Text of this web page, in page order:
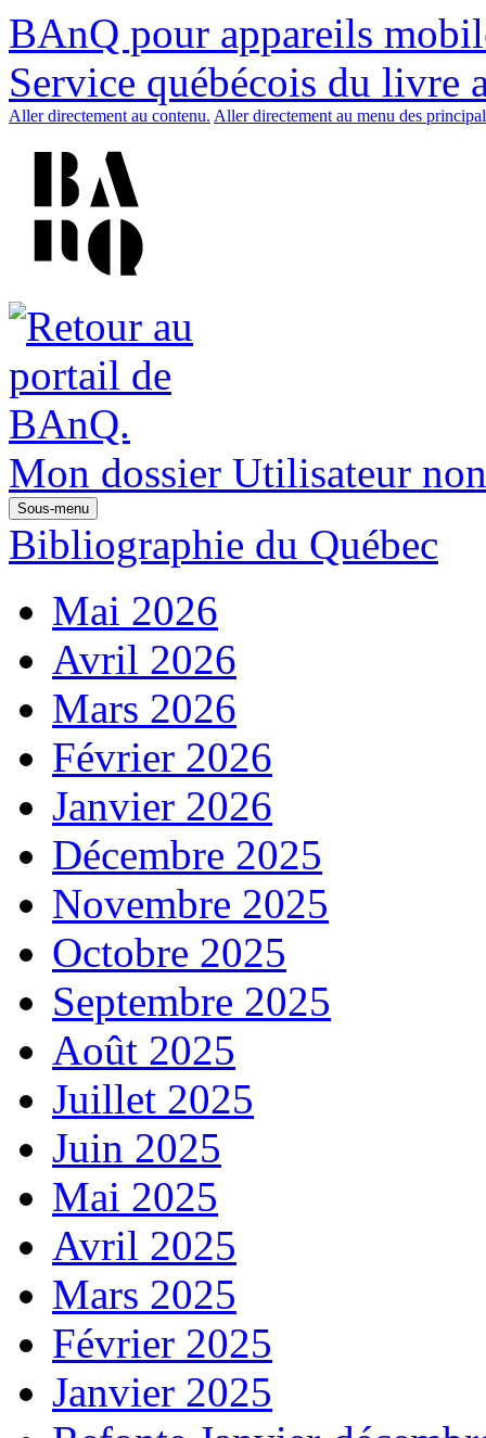
BAnQ pour appareils
Service québécois du livre
Aller directement au contenu. Aller directement au menu des
Mon dossier Utilisateur
Sous-menu
Bibliographie du Québec
Mai 2026
Avril 2026
Mars 2026
Février 2026
Janvier 2026
Décembre 2025
Novembre 2025
Octobre 2025
Septembre 2025
Août 2025
Juillet 2025
Juin 2025
Mai 2025
Avril 2025
Mars 2025
Février 2025
Janvier 2025